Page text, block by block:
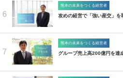
6
熊本の未来をつくる経営者
攻めの経営で「強い産交」
7
熊本の未来をつくる経営者
グループ売上高200億円を達